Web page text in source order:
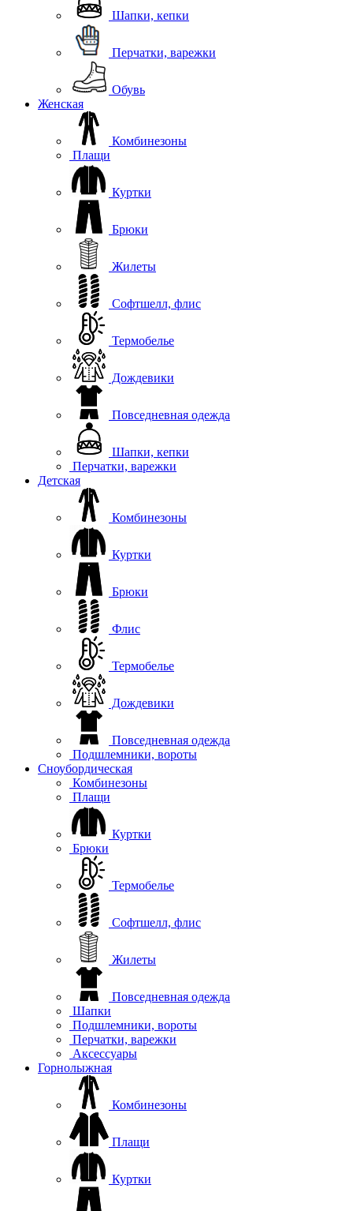
Шапки, кепки
Перчатки, варежки
Обувь
Женская
Комбинезоны
Плащи
Куртки
Брюки
Жилеты
Софтшелл, флис
Термобелье
Дождевики
Повседневная одежда
Шапки, кепки
Перчатки, варежки
Детская
Комбинезоны
Куртки
Брюки
Флис
Термобелье
Дождевики
Повседневная одежда
Подшлемники, вороты
Сноубордическая
Комбинезоны
Плащи
Куртки
Брюки
Термобелье
Софтшелл, флис
Жилеты
Повседневная одежда
Шапки
Подшлемники, вороты
Перчатки, варежки
Аксессуары
Горнолыжная
Комбинезоны
Плащи
Куртки